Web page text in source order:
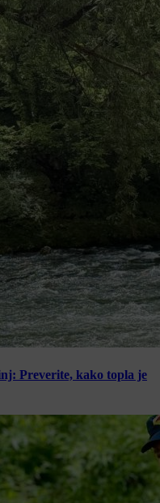
Preverite, kako topla je